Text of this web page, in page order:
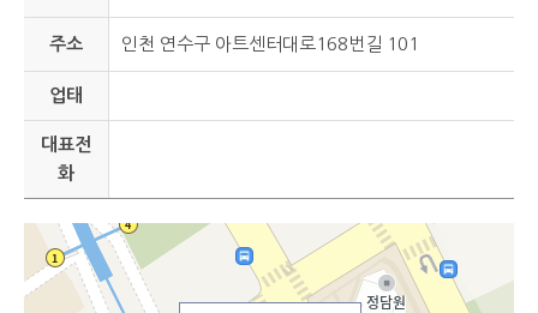
주소 인천 연수구 아트센터대로168번길 101
업태
대표전
화